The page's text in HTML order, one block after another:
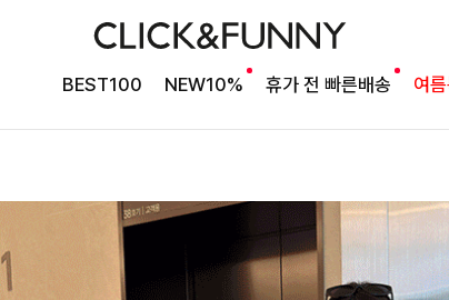
BEST100 NEW10% 휴가 전 빠른배송 여